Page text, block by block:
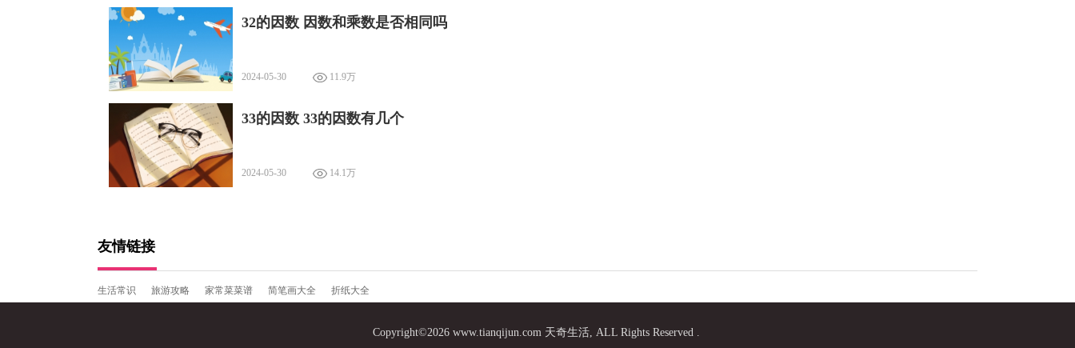
32的因数 因数和乘数是否相同吗
2024-05-30 11.9万
33的因数 33的因数有几个
2024-05-30 14.1万
友情链接
生活常识 旅游攻略 家常菜菜谱 简笔画大全 折纸大全
Copyright©2026 www.tianqijun.com 天奇生活, ALL Rights Reserved .